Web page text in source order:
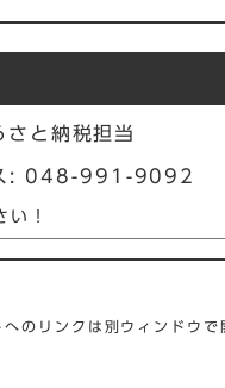
と納税担当
: 048-991-9092
！
へのリンクは別ウィンドウで